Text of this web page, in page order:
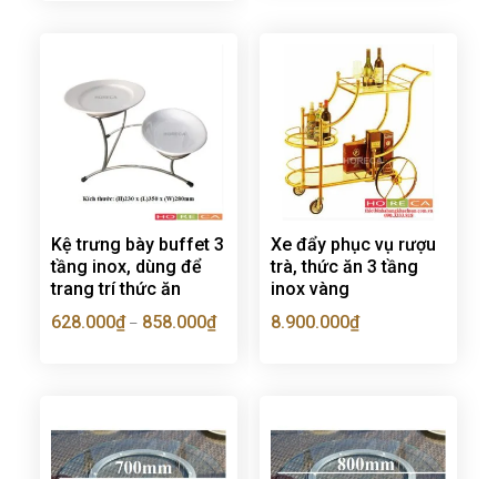
Kệ trưng bày buffet 3
tầng inox, dùng để
trang trí thức ăn
628.000₫– 858.000₫
Xe đẩy phục vụ rượu
trà, thức ăn 3 tầng
inox vàng
8.900.000₫